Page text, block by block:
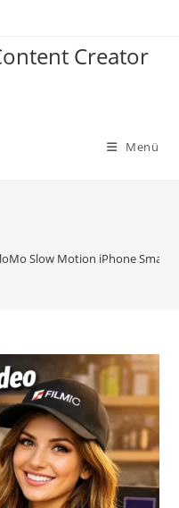
Creator
Menü
Slow Motion iPhone